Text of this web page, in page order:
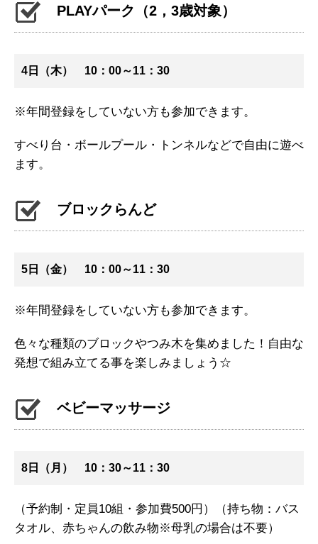
PLAYパーク（2，3歳対象）
4日（木） 10：00～11：30
※年間登録をしていない方も参加できます。
すべり台・ボールプール・トンネルなどで自由に遊べ
ます。
ブロックらんど
5日（金） 10：00～11：30
※年間登録をしていない方も参加できます。
色々な種類のブロックやつみ木を集めました！自由な
発想で組み立てる事を楽しみましょう☆
ベビーマッサージ
8日（月） 10：30～11：30
（予約制・定員10組・参加費500円）（持ち物：バス
タオル、赤ちゃんの飲み物※母乳の場合は不要）